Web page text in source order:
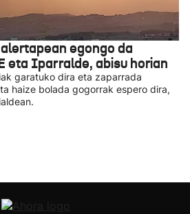
egongo da
eta Iparralde, abisu horian
garatuko dira eta zaparrada
haize bolada gogorrak espero dira,